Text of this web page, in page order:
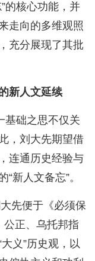
的核心功能，并
走向的多维观照
充分展现了其批
新人文延续
基础之思不仅关
，刘大先期望借
连通历史经验与
新人文备忘”。
先便于《必须保
公正、乌托邦指
义”历史观，以